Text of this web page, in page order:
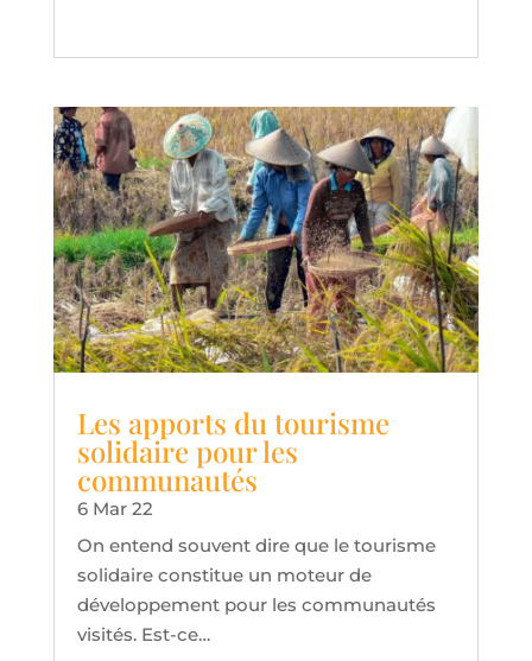
Les apports du tourisme
solidaire pour les
communautés
6 Mar 22
On entend souvent dire que le tourisme
solidaire constitue un moteur de
développement pour les communautés
visités. Est-ce…